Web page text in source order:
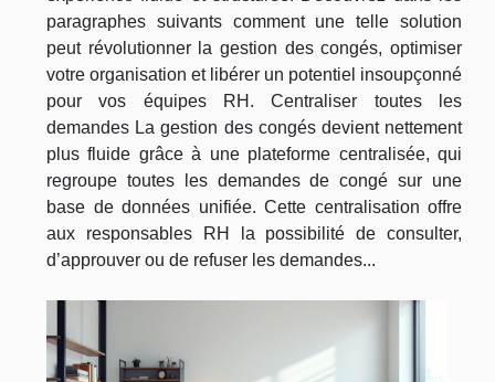
paragraphes suivants comment une telle solution
peut révolutionner la gestion des congés, optimiser
votre organisation et libérer un potentiel insoupçonné
pour vos équipes RH. Centraliser toutes les
demandes La gestion des congés devient nettement
plus fluide grâce à une plateforme centralisée, qui
regroupe toutes les demandes de congé sur une
base de données unifiée. Cette centralisation offre
aux responsables RH la possibilité de consulter,
d’approuver ou de refuser les demandes...